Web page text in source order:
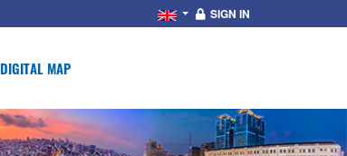
SIGN IN
DIGITAL MAP